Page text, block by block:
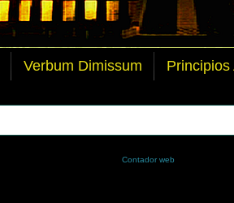
Verbum Dimissum
Contador web